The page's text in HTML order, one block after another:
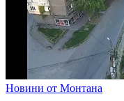
Новини от Монтана